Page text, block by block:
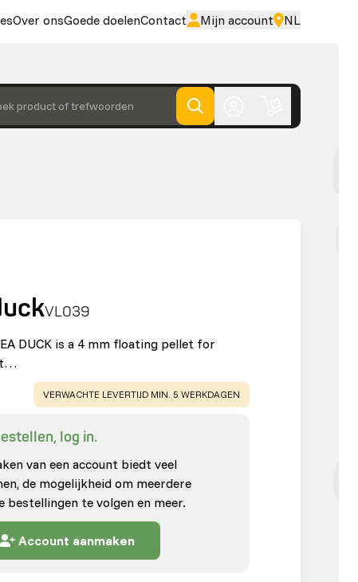
Over onsGoede doelenContact Mijn account NL
product of trefwoorden
VL039
DUCK is a 4 mm floating pellet for
WARNING:
VERWACHTE LEVERTIJD MIN. 5 WERKDAGEN
log in.
van een account biedt veel
de mogelijkheid om meerdere
bestellingen te volgen en meer.
Account aanmaken